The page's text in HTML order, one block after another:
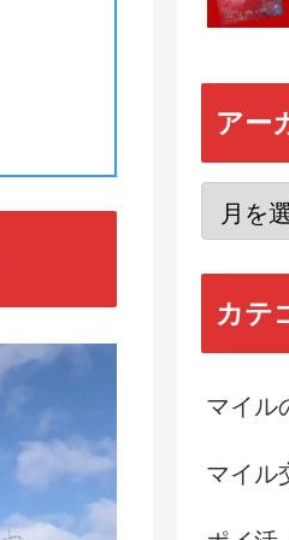
アー
カテ
マイル
マイル